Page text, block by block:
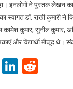
इनलोगों ने पुस्तक लेखन
स्वागत डॉ. राखी कुमारी ने
कुमार, सुनील कुमार,
और विद्यार्थी मौजूद
EmailLinkedIn